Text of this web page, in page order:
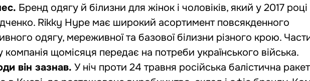
Бренд одягу й білизни для жінок і чоловіків, який у 2017
Rikky Hype має широкий асортимент повсякденного
одягу, мереживної та базової білизни різного крою.
компанія щомісяця передає на потреби українського війська.
він зазнав. У ніч проти 24 травня російська балістична